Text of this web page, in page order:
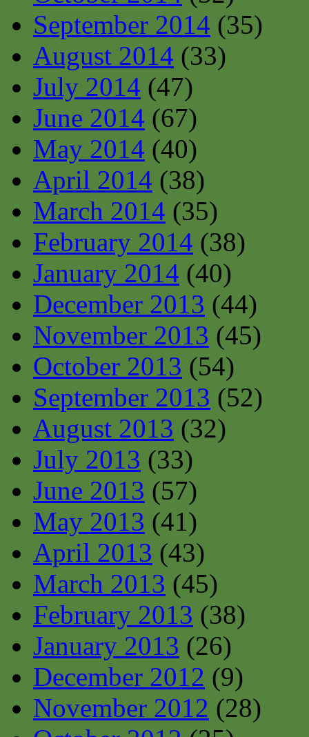
September 2014 (35)
August 2014 (33)
July 2014 (47)
June 2014 (67)
May 2014 (40)
April 2014 (38)
March 2014 (35)
February 2014 (38)
January 2014 (40)
December 2013 (44)
November 2013 (45)
October 2013 (54)
September 2013 (52)
August 2013 (32)
July 2013 (33)
June 2013 (57)
May 2013 (41)
April 2013 (43)
March 2013 (45)
February 2013 (38)
January 2013 (26)
December 2012 (9)
November 2012 (28)